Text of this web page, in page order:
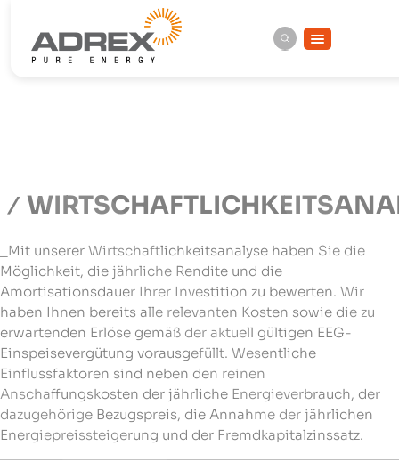
_Mit unserer Wirtschaftlichkeitsanalyse haben Sie die
Möglichkeit, die jährliche Rendite und die
Amortisationsdauer Ihrer Investition zu bewerten. Wir
haben Ihnen bereits alle relevanten Kosten sowie die zu
erwartenden Erlöse gemäß der aktuell gültigen EEG-
Einspeisevergütung vorausgefüllt. Wesentliche
Einflussfaktoren sind neben den reinen
Anschaffungskosten der jährliche Energieverbrauch, der
dazugehörige Bezugspreis, die Annahme der jährlichen
Energiepreissteigerung und der Fremdkapitalzinssatz.